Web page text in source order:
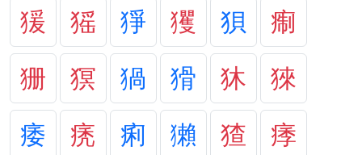
猨
猺 猙 玃 狽
痸
狦
猽 猧 猾 狇
猍
痿
痜 痢 獺 猹
痵